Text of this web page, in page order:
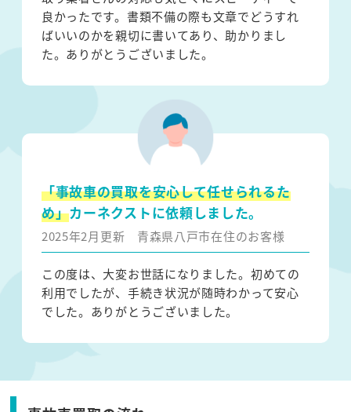
良かったです。書類不備の際も文章でどうすれ
ばいいのかを親切に書いてあり、助かりまし
た。ありがとうございました。
「事故車の買取を安心して任せられるた
め」カーネクストに依頼しました。
2025年2月更新 青森県八戸市在住のお客様
この度は、大変お世話になりました。初めての
利用でしたが、手続き状況が随時わかって安心
でした。ありがとうございました。